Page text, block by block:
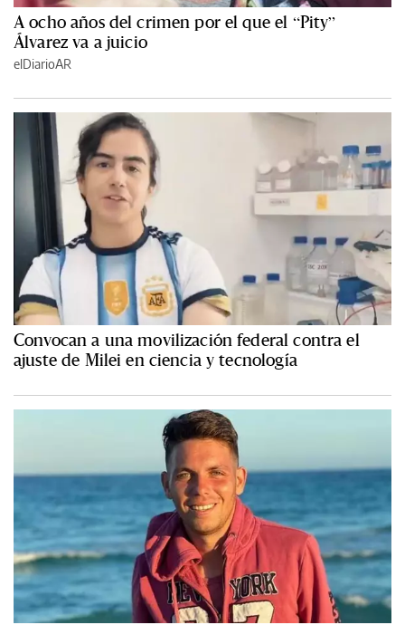
A ocho años del crimen por el que el “Pity”
Álvarez va a juicio
elDiarioAR
Convocan a una movilización federal contra el
ajuste de Milei en ciencia y tecnología